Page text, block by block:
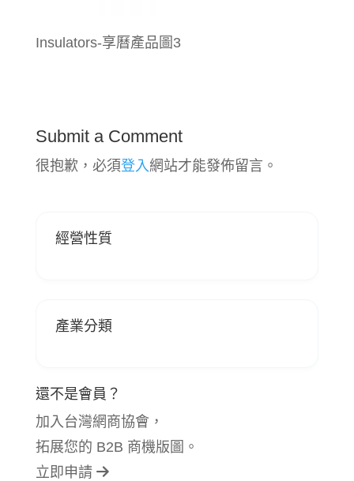
Insulators-享曆產品圖3
Submit a Comment
很抱歉，必須登入 網站才能發佈留言。
經營性質
產業分類
還不是會員？
加入台灣網商協會，
拓展您的 B2B 商機版圖。
立即申請